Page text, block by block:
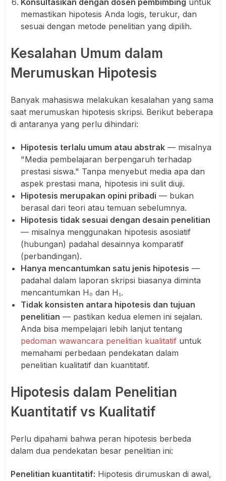
Konsultasikan dengan dosen pembimbing untuk
memastikan hipotesis Anda logis, terukur, dan
sesuai dengan metode penelitian yang dipilih.
Kesalahan Umum dalam
Merumuskan Hipotesis
Banyak mahasiswa melakukan kesalahan yang sama
saat merumuskan hipotesis skripsi. Berikut beberapa
di antaranya yang perlu dihindari:
Hipotesis terlalu umum atau abstrak — misalnya
"Media pembelajaran berpengaruh terhadap
prestasi siswa." Tanpa menyebut media apa dan
aspek prestasi mana, hipotesis ini sulit diuji.
Hipotesis merupakan opini pribadi — bukan
berasal dari teori atau temuan sebelumnya.
Hipotesis tidak sesuai dengan desain penelitian
— misalnya menggunakan hipotesis asosiatif
(hubungan) padahal desainnya komparatif
(perbandingan).
Hanya mencantumkan satu jenis hipotesis —
padahal dalam laporan skripsi biasanya diminta
mencantumkan H₀ dan H₁.
Tidak konsisten antara hipotesis dan tujuan
penelitian — pastikan kedua elemen ini sejalan.
Anda bisa mempelajari lebih lanjut tentang
pedoman wawancara penelitian kualitatif untuk
memahami perbedaan pendekatan dalam
penelitian kualitatif dan kuantitatif.
Hipotesis dalam Penelitian
Kuantitatif vs Kualitatif
Perlu dipahami bahwa peran hipotesis berbeda
dalam dua pendekatan besar penelitian ini:
Penelitian kuantitatif: Hipotesis dirumuskan di awal,